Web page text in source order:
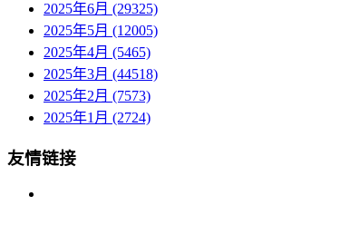
2025年6月 (29325)
2025年5月 (12005)
2025年4月 (5465)
2025年3月 (44518)
2025年2月 (7573)
2025年1月 (2724)
友情链接